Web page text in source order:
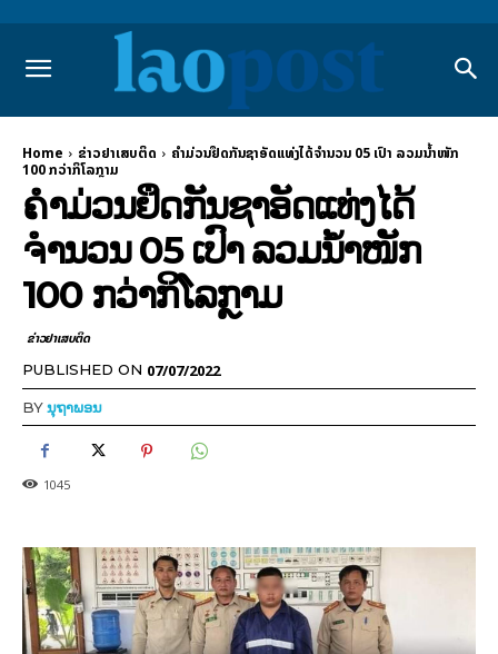
Home ຂ່າວຢາເສບຕິດ
ຄຳມ່ວນຢຶດກັນຊາອັດແທ່ງໄດ້ຈຳນວນ 05 ເປົາ ລວມນໍ້າໜັກ
100 ກວ່າກິໂລກຼາມ
ຄຳມ່ວນຢຶດກັນຊາອັດແທ່ງໄດ້
ຈຳນວນ 05 ເປົາ ລວມນໍ້າໜັກ
100 ກວ່າກິໂລກຼາມ
ຂ່າວຢາເສບຕິດ
PUBLISHED ON 07/07/2022
BYນຸຖາພອນ
1045